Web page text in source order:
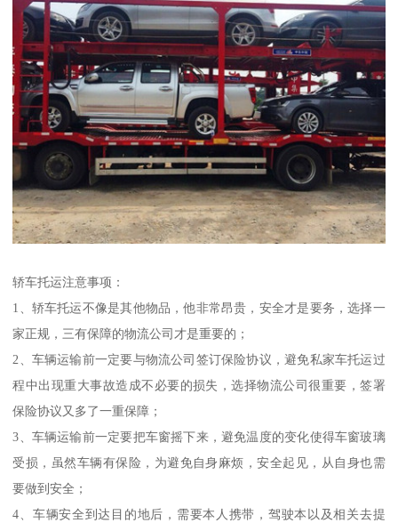
轿车托运注意事项：
1、轿车托运不像是其他物品，他非常昂贵，安全才是要务，选择一
家正规，三有保障的物流公司才是重要的；
2、车辆运输前一定要与物流公司签订保险协议，避免私家车托运过
程中出现重大事故造成不必要的损失，选择物流公司很重要，签署
保险协议又多了一重保障；
3、车辆运输前一定要把车窗摇下来，避免温度的变化使得车窗玻璃
受损，虽然车辆有保险，为避免自身麻烦，安全起见，从自身也需
要做到安全；
4、车辆安全到达目的地后，需要本人携带，驾驶本以及相关去提